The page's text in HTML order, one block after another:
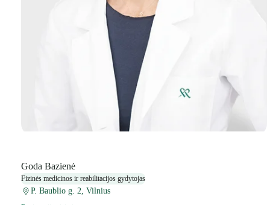
Goda Bazienė
Fizinės medicinos ir reabilitacijos gydytojas
P. Baublio g. 2, Vilnius